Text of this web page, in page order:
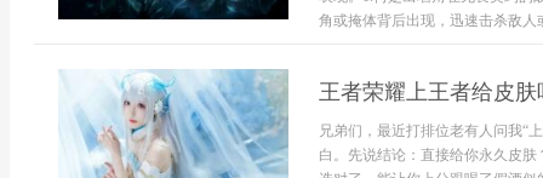
角或掩体背后出现，迅速击杀敌人
王者荣耀上王者给皮
兄弟们，最近打排位老有人问我“
白。先说结论：直接给你永久皮